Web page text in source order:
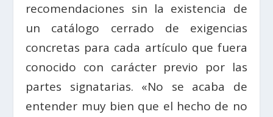
recomendaciones sin la existencia de
un catálogo cerrado de exigencias
concretas para cada artículo que fuera
conocido con carácter previo por las
partes signatarias. «No se acaba de
entender muy bien que el hecho de no